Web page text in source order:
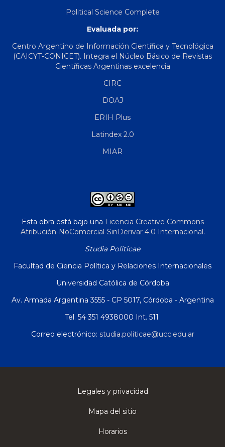
Political Science Complete
Evaluada por:
Centro Argentino de Información Científica y Tecnológica
(CAICYT-CONICET). Integra el Núcleo Básico de Revistas
Científicas Argentinas excelencia
CIRC
DOAJ
ERIH Plus
Latindex 2.0
MIAR
Esta obra está bajo una Licencia Creative Commons
Atribución-NoComercial-SinDerivar 4.0 Internacional.
Studia Politicae
Facultad de Ciencia Política y Relaciones Internacionales
Universidad Católica de Córdoba
Av. Armada Argentina 3555 - CP 5017, Córdoba - Argentina
Tel. 54 351 4938000 Int. 511
Correo electrónico: studia.politicae@ucc.edu.ar
Legales y privacidad
Mapa del sitio
Horarios